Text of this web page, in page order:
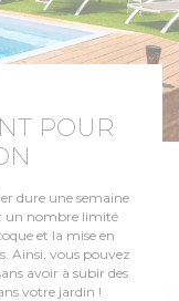
POUR
dure une semaine
un nombre limité
et la mise en
Ainsi, vous pouvez
avoir à subir des
votre jardin !